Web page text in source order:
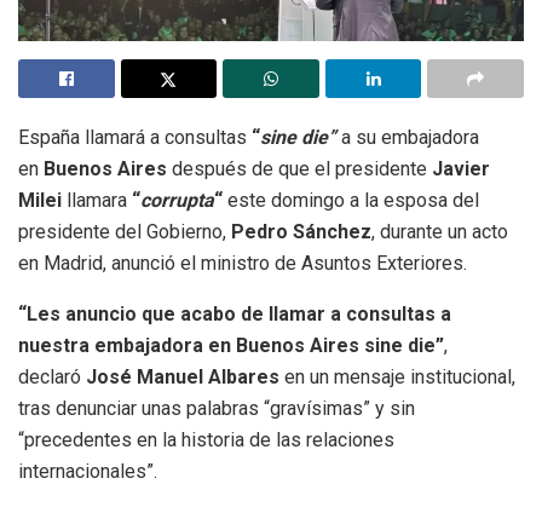
España llamará a consultas “sine die”a su embajadora
en Buenos Aires después de que el presidente Javier
Milei llamara “corrupta“ este domingo a la esposa del
presidente del Gobierno, Pedro Sánchez, durante un acto
en Madrid, anunció el ministro de Asuntos Exteriores.
“Les anuncio que acabo de llamar a consultas a
nuestra embajadora en Buenos Aires sine die”,
declaró José Manuel Albares en un mensaje institucional,
tras denunciar unas palabras “gravísimas” y sin
“precedentes en la historia de las relaciones
internacionales”.